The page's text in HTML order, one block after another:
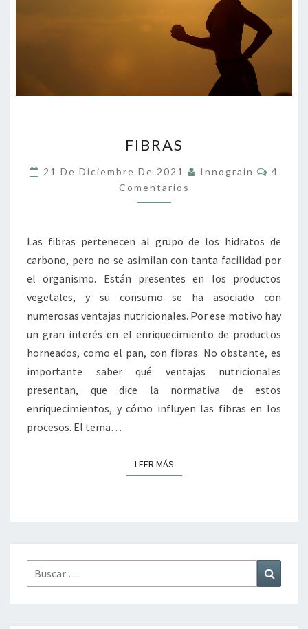
FIBRAS
21 De Diciembre De 2021 Innograin
4
Comentarios
Las fibras pertenecen al grupo de los hidratos de
carbono, pero no se asimilan con tanta facilidad por
el organismo. Están presentes en los productos
vegetales, y su consumo se ha asociado con
numerosas ventajas nutricionales. Por ese motivo hay
un gran interés en el enriquecimiento de productos
horneados, como el pan, con fibras. No obstante, es
importante saber qué ventajas nutricionales
presentan, que dice la normativa de estos
enriquecimientos, y cómo influyen las fibras en los
procesos. El tema…
LEER MÁSLEER MÁS
Buscar
por: